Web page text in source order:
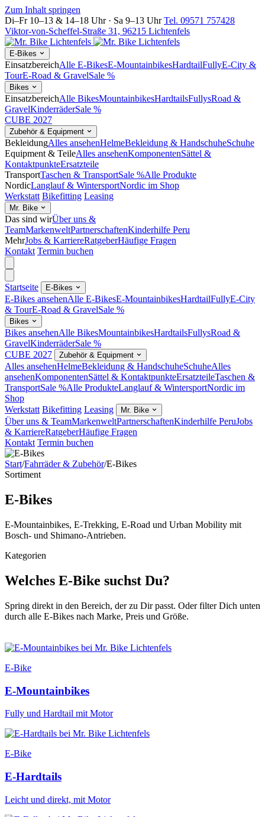
Zum Inhalt springen
Di–Fr 10–13 & 14–18 Uhr · Sa 9–13 Uhr Tel. 09571 757428
Viktor-von-Scheffel-Straße 31, 96215 Lichtenfels
E-Bikes
EinsatzbereichAlle E-BikesE-MountainbikesHardtailFullyE-City &
TourE-Road & GravelSale %
Bikes
EinsatzbereichAlle BikesMountainbikesHardtailsFullysRoad &
GravelKinderräderSale %
CUBE 2027
Zubehör & Equipment
BekleidungAlles ansehenHelmeBekleidung & HandschuheSchuhe
Equipment & TeileAlles ansehenKomponentenSättel &
KontaktpunkteErsatzteile
TransportTaschen & TransportSale %Alle Produkte
NordicLanglauf & WintersportNordic im Shop
Werkstatt Bikefitting Leasing
Mr. Bike
Das sind wirÜber uns &
TeamMarkenweltPartnerschaftenKinderhilfe Peru
MehrJobs & KarriereRatgeberHäufige Fragen
Kontakt Termin buchen
Startseite E-Bikes
E-Bikes ansehenAlle E-BikesE-MountainbikesHardtailFullyE-City
& TourE-Road & GravelSale %
Bikes
Bikes ansehenAlle BikesMountainbikesHardtailsFullysRoad &
GravelKinderräderSale %
CUBE 2027
Zubehör & Equipment
Alles ansehenHelmeBekleidung & HandschuheSchuheAlles
ansehenKomponentenSättel & KontaktpunkteErsatzteileTaschen &
TransportSale %Alle ProdukteLanglauf & WintersportNordic im
Shop
Werkstatt Bikefitting Leasing Mr. Bike
Über uns & TeamMarkenweltPartnerschaftenKinderhilfe PeruJobs
& KarriereRatgeberHäufige Fragen
Kontakt Termin buchen
Start/Fahrräder & Zubehör/E-Bikes
Sortiment
E-Bikes
E-Mountainbikes, E-Trekking, E-Road und Urban Mobility mit
Bosch- und Shimano-Antrieben.
Kategorien
Welches E-Bike suchst Du?
Spring direkt in den Bereich, der zu Dir passt. Oder filter Dich unten
durch alle E-Bikes nach Marke, Preis und Größe.
E-Bike
E-Mountainbikes
Fully und Hardtail mit Motor
E-Bike
E-Hardtails
Leicht und direkt, mit Motor